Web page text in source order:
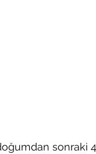
sonraki